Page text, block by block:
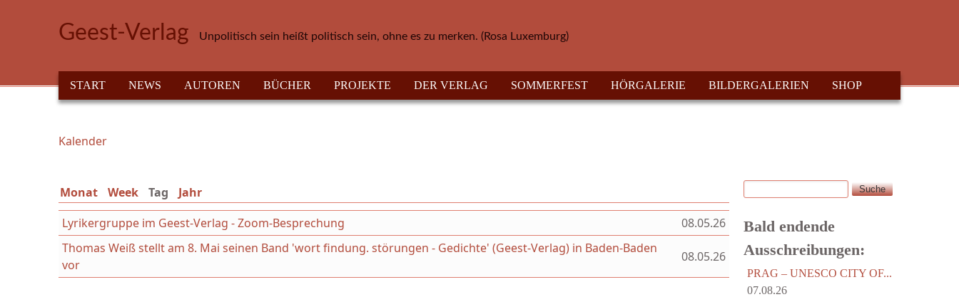
Geest-Verlag Unpolitisch sein heißt politisch sein, ohne es zu merken. (Rosa Luxemburg)
HAUPTMENÜ
START NEWS AUTOREN BÜCHER PROJEKTE DER VERLAG SOMMERFEST HÖRGALERIE BILDERGALERIEN SHOP
Sie sind hier
Kalender
Monat Week Tag (aktiver Reiter)
Jahr
Lyrikergruppe im Geest-Verlag - Zoom-Besprechung
08.05.26
Thomas Weiß stellt am 8. Mai seinen Band 'wort findung. störungen - Gedichte' (Geest-Verlag) in Baden-Baden
vor
08.05.26
Suchformular
Suche
Bald endende
Ausschreibungen:
PRAG – UNESCO CITY OF...
07.08.26